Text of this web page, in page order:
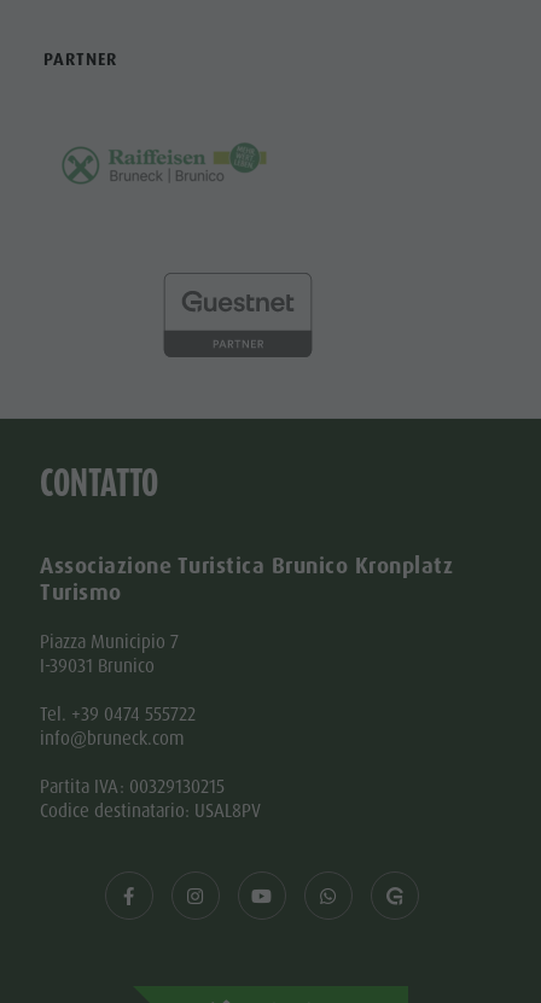
PARTNER
CONTATTO
Associazione Turistica Brunico Kronplatz
Turismo
Piazza Municipio 7
I-39031 Brunico
Tel. +39 0474 555722
info@bruneck.com
Partita IVA: 00329130215
Codice destinatario: USAL8PV